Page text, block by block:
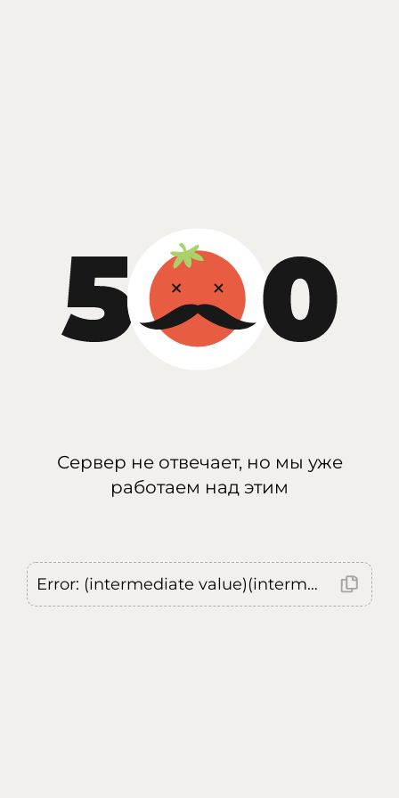
Сервер не отвечает, но мы уже
работаем над этим
Error: (intermediate value)(intermediate value)(intermediate value).replaceAll is not a function